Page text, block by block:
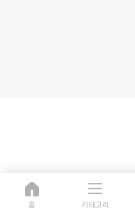
홈 카테고리